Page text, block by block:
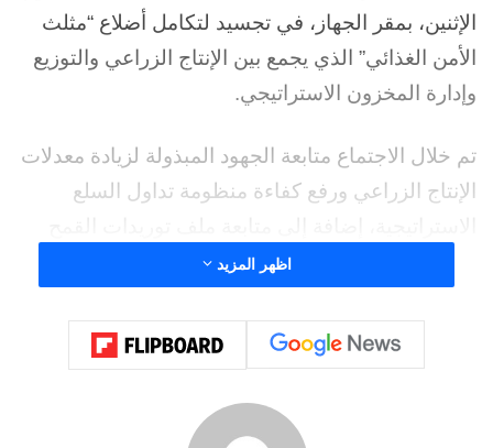
الإثنين، بمقر الجهاز، في تجسيد لتكامل أضلاع “مثلث
الأمن الغذائي” الذي يجمع بين الإنتاج الزراعي والتوزيع
وإدارة المخزون الاستراتيجي.
تم خلال الاجتماع متابعة الجهود المبذولة لزيادة معدلات
الإنتاج الزراعي ورفع كفاءة منظومة تداول السلع
المحلي من المزارعين، بما يدعم استقرار الأسواق
كما شهد الاجتماع استعراض عدد من المقترحات
الأساسية باستخدام أحدث النظم، إلى جانب مناقشة
اظهر المزيد